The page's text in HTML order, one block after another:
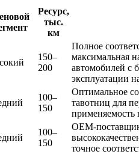
Ресурс,
тыс.
км
150–
200
Полное
максимальная
автомобилей с
эксплуатации
100–
150
Оптимальное
тавотниц для
применяемость
100–
150
OEM-
точное